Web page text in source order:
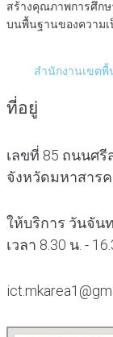
สร้างคุณภาพการศึก
บนพื้นฐานของความเ
สำนักงานเขตพื้
ที่อยู่
เลขที่ 85 ถนนศรี
จังหวัดมหาสาร
ให้บริการ วันจัน
เวลา 8.30 น. -